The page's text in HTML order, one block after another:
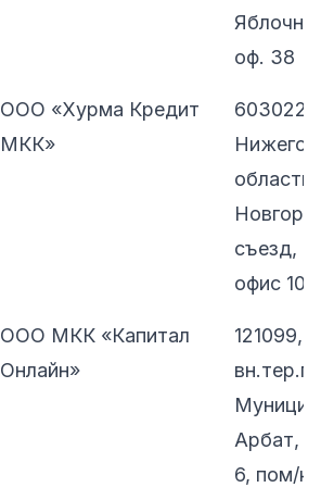
оф. 38
ООО «Хурма Кредит
МКК»
603022,
съезд,
офис 103
ООО МКК «Капитал
Онлайн»
121099,
вн.тер.г.
Арбат,
6, пом/